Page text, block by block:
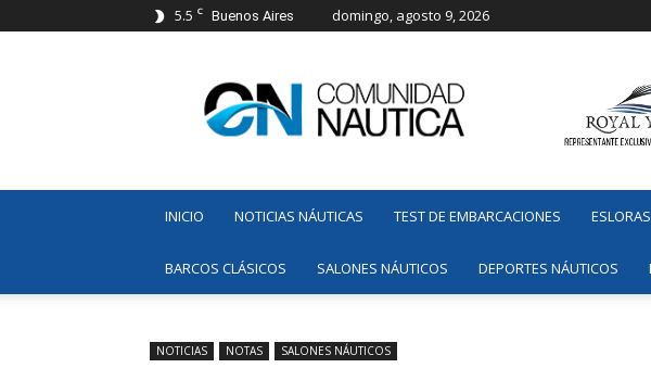
5.5 C Buenos Aires domingo, agosto 9, 2026
Náutica
INICIO NOTICIAS NÁUTICAS TEST DE EMBARCACIONES ESLORAS
BARCOS CLÁSICOS SALONES NÁUTICOS DEPORTES NÁUTICOS
NOTICIAS NOTAS SALONES NÁUTICOS